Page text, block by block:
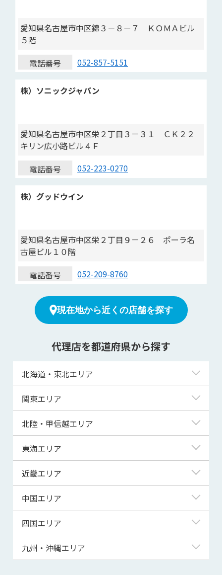
愛知県名古屋市中区錦３－８－７ ＫＯＭＡビル
５階
電話番号
052-857-5151
株）ソニックジャパン
愛知県名古屋市中区栄２丁目３－３１ ＣＫ２２
キリン広小路ビル４Ｆ
電話番号
052-223-0270
株）グッドウイン
愛知県名古屋市中区栄２丁目９－２６ ポーラ名
古屋ビル１０階
電話番号
052-209-8760
現在地から近くの店舗を探す
代理店を都道府県から探す
北海道・東北エリア
北海道
青森県
宮城県
秋田県
山形県
関東エリア
東京都
神奈川県
埼玉県
千葉県
茨城県
群馬県
北陸・甲信越エリア
新潟県
富山県
福井県
山梨県
長野県
東海エリア
岐阜県
静岡県
三重県
近畿エリア
滋賀県
京都府
大阪府
兵庫県
中国エリア
鳥取県
島根県
四国エリア
徳島県
九州・沖縄エリア